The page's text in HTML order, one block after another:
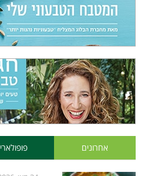
אחרונים פופולארי